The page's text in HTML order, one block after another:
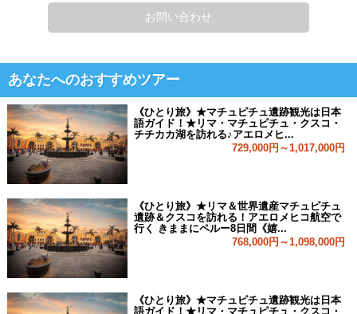
お問い合わせ
あなたへのおすすめツアー
《ひとり旅》★マチュピチュ遺跡観光は日本
語ガイド！★リマ・マチュピチュ・クスコ・
チチカカ湖を訪れる♪アエロメヒ...
729,000円～1,017,000円
《ひとり旅》★リマ＆世界遺産マチュピチュ
遺跡＆クスコを訪れる！アエロメヒコ航空で
行く きままにペルー8日間《嬉...
768,000円～1,098,000円
《ひとり旅》★マチュピチュ遺跡観光は日本
語ガイド！★リマ・マチュピチュ・クスコ・